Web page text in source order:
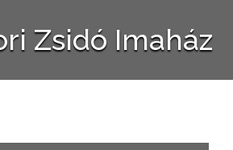
Zsidó Imaház